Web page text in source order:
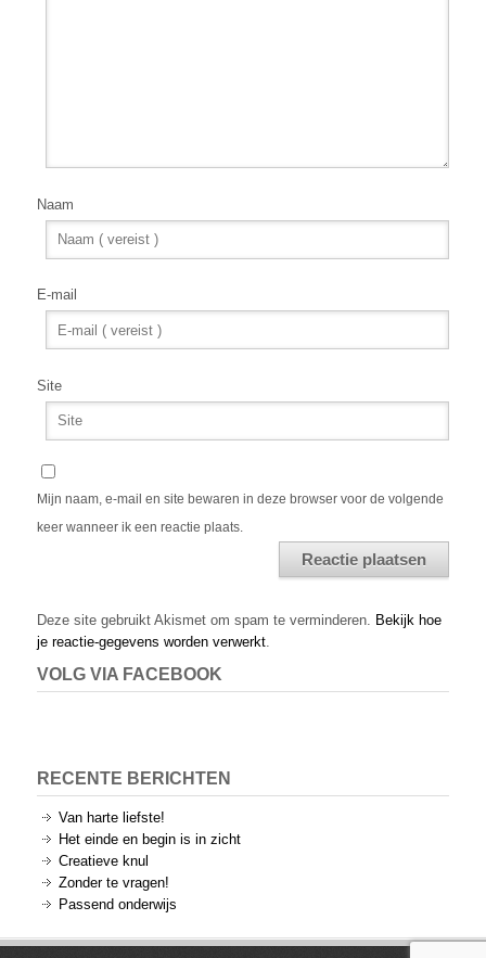
Naam
E-mail
Site
Mijn naam, e-mail en site bewaren in deze browser voor de volgende
keer wanneer ik een reactie plaats.
Deze site gebruikt Akismet om spam te verminderen. Bekijk hoe
je reactie-gegevens worden verwerkt.
VOLG VIA FACEBOOK
RECENTE BERICHTEN
Van harte liefste!
Het einde en begin is in zicht
Creatieve knul
Zonder te vragen!
Passend onderwijs